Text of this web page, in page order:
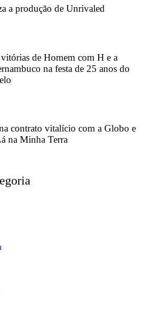
a produção de Unrivaled
de Homem com H e a
na festa de 25 anos do
contrato vitalício com a Globo e
na Minha Terra